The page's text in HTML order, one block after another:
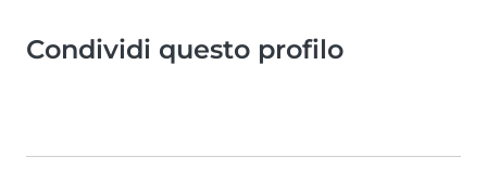
Condividi questo profilo